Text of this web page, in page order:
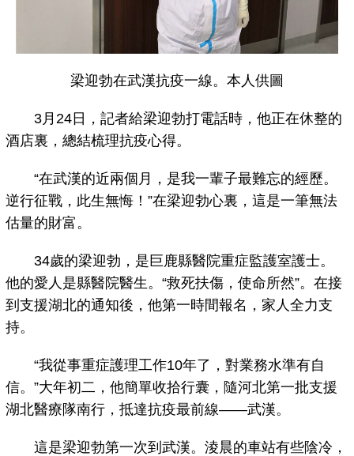
梁迎勃在武漢抗疫一線。本人供圖
3月24日，記者給梁迎勃打電話時，他正在休整的
酒店裏，總結梳理抗疫心得。
“在武漢的近兩個月，是我一輩子最難忘的經歷。
逆行征戰，此生無悔！”在梁迎勃心裏，這是一筆無法
估量的財富。
34歲的梁迎勃，是巨鹿縣醫院重症監護室護士。
他的愛人是縣醫院醫生。“救死扶傷，使命所然”。在接
到支援湖北的通知後，他第一時間報名，家人全力支
持。
“我從事重症護理工作10年了，對業務水準有自
信。”大年初二，他簡單收拾行囊，隨河北第一批支援
湖北醫療隊南行，抵達抗疫最前線——武漢。
這是梁迎勃第一次到武漢。淩晨的車站有些陰冷，